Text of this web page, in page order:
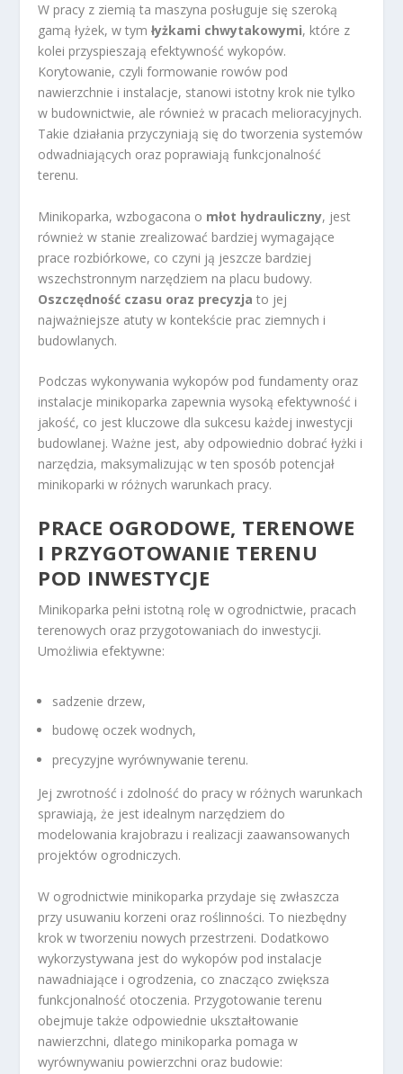
W pracy z ziemią ta maszyna posługuje się szeroką
gamą łyżek, w tymłyżkami chwytakowymi, które z
kolei przyspieszają efektywność wykopów.
Korytowanie, czyli formowanie rowów pod
nawierzchnie i instalacje, stanowi istotny krok nie tylko
w budownictwie, ale również w pracach melioracyjnych.
Takie działania przyczyniają się do tworzenia systemów
odwadniających oraz poprawiają funkcjonalność
terenu.
Minikoparka, wzbogacona o młot hydrauliczny, jest
również w stanie zrealizować bardziej wymagające
prace rozbiórkowe, co czyni ją jeszcze bardziej
wszechstronnym narzędziem na placu budowy.
Oszczędność czasu oraz precyzja to jej
najważniejsze atuty w kontekście prac ziemnych i
budowlanych.
Podczas wykonywania wykopów pod fundamenty oraz
instalacje minikoparka zapewnia wysoką efektywność i
jakość, co jest kluczowe dla sukcesu każdej inwestycji
budowlanej. Ważne jest, aby odpowiednio dobrać łyżki i
narzędzia, maksymalizując w ten sposób potencjał
minikoparki w różnych warunkach pracy.
PRACE OGRODOWE, TERENOWE
I PRZYGOTOWANIE TERENU
POD INWESTYCJE
Minikoparka pełni istotną rolę w ogrodnictwie, pracach
terenowych oraz przygotowaniach do inwestycji.
Umożliwia efektywne:
sadzenie drzew,
budowę oczek wodnych,
precyzyjne wyrównywanie terenu.
Jej zwrotność i zdolność do pracy w różnych warunkach
sprawiają, że jest idealnym narzędziem do
modelowania krajobrazu i realizacji zaawansowanych
projektów ogrodniczych.
W ogrodnictwie minikoparka przydaje się zwłaszcza
przy usuwaniu korzeni oraz roślinności. To niezbędny
krok w tworzeniu nowych przestrzeni. Dodatkowo
wykorzystywana jest do wykopów pod instalacje
nawadniające i ogrodzenia, co znacząco zwiększa
funkcjonalność otoczenia. Przygotowanie terenu
obejmuje także odpowiednie ukształtowanie
nawierzchni, dlatego minikoparka pomaga w
wyrównywaniu powierzchni oraz budowie: